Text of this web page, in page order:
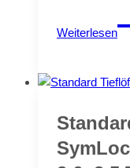
Weiterlesen